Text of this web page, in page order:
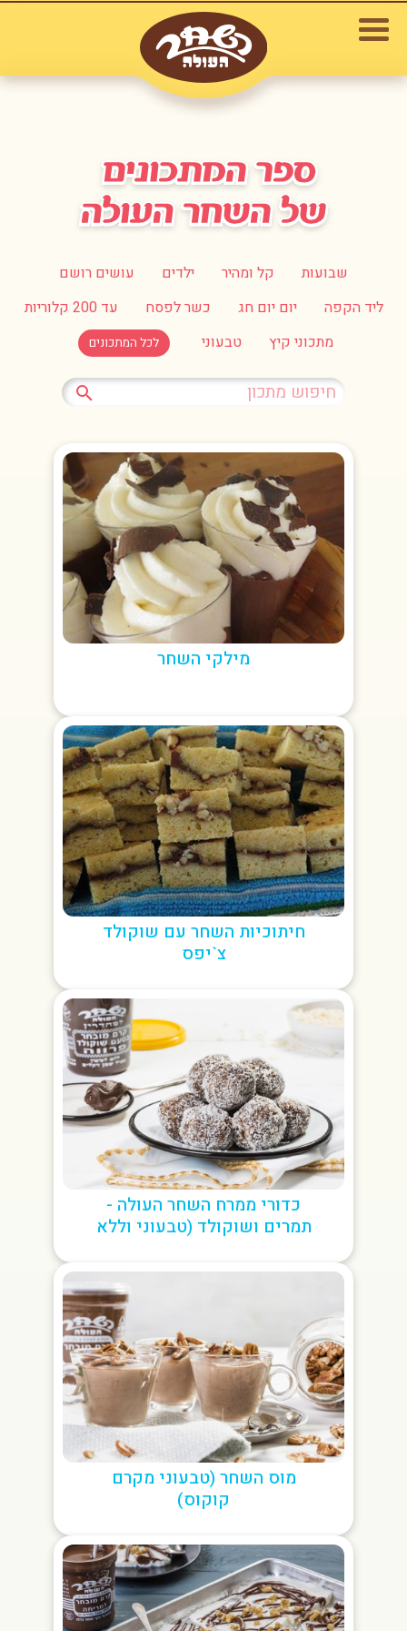
שבועות קל ומהיר ילדים
עושים רושם
ליד הקפה
יום יום חג כשר לפסח
עד 200 קלוריות
מתכוני קיץ
טבעוני לכל המתכונים
מילקי השחר
חיתוכיות השחר עם שוקולד
צ`יפס
כדורי ממרח השחר העולה -
תמרים ושוקולד (טבעוני וללא
מוס השחר (טבעוני מקרם
קוקוס)